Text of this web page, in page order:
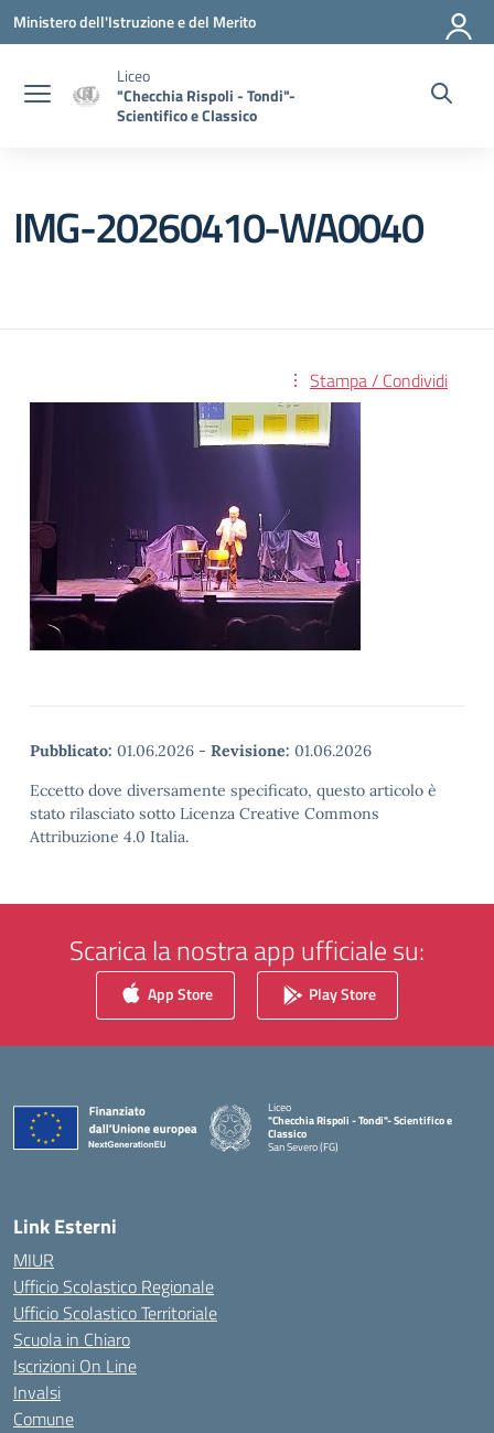
Vai ai contenuti
Vai al menu di navigazione
Vai al footer
Ministero dell'Istruzione e del Merito
Liceo
"Checchia Rispoli - Tondi"-
Scientifico e Classico
IMG-20260410-WA0040
Stampa / Condividi
Pubblicato: 01.06.2026 - Revisione: 01.06.2026
Eccetto dove diversamente specificato, questo articolo è
stato rilasciato sotto Licenza Creative Commons
Attribuzione 4.0 Italia.
Scarica la nostra app ufficiale su:
App Store Play Store
Liceo
"Checchia Rispoli - Tondi"- Scientifico e
Classico
San Severo (FG)
Link Esterni
MIUR
Ufficio Scolastico Regionale
Ufficio Scolastico Territoriale
Scuola in Chiaro
Iscrizioni On Line
Invalsi
Comune